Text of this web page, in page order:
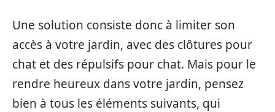
Une solution consiste donc à limiter son
accès à votre jardin, avec des clôtures pour
chat et des répulsifs pour chat. Mais pour le
rendre heureux dans votre jardin, pensez
bien à tous les éléments suivants, qui